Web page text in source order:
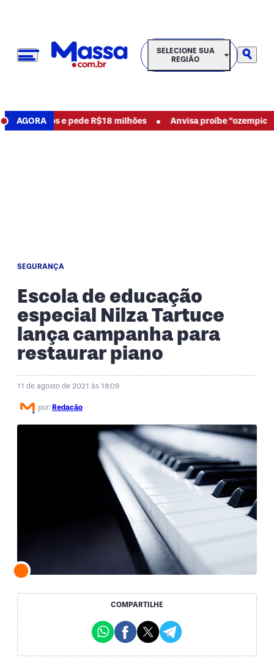
SELECIONE SUA REGIÃO
SELECIONE SUA
REGIÃO
AGORA
abusos e pede R$18 milhões • Anvisa proíbe "ozempic
SEGURANÇA
Escola de educação
especial Nilza Tartuce
lança campanha para
restaurar piano
11 de agosto de 2021 às 18:09
por: Redação
COMPARTILHE